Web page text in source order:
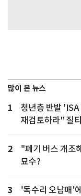
많이 본 뉴스
1
청년층 반발
재검토하라" 질
2
"폐기 버스 개조
묘수?
3
'독수리 오남매'